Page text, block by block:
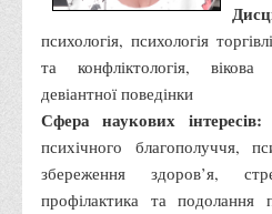
Графіки освітнього процесу
Реєстр вибіркових дисциплін
Бази практик
Студентське наукове
ТОП-20 кращих студентів
ТОП-20 кращих студентів 2025
психологія, психологія
та конфліктологія, вікова
девіантної поведінки
Сфера наукових
психічного благополуччя,
збереження здоров’я,
профілактика та подолання